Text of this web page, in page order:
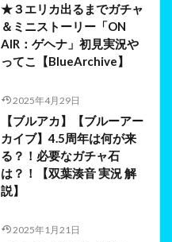
★３エリカ出るまでガチャ
＆ミニストーリー「ON
AIR：ゲヘナ」初見実況や
ってこ【BlueArchive】
2025年4月29日
【ブルアカ】【ブルーアー
カイブ】4.5周年は何が来
る？！必要なガチャ石
は？！【双葉湊音 実況 解
説】
2025年1月21日